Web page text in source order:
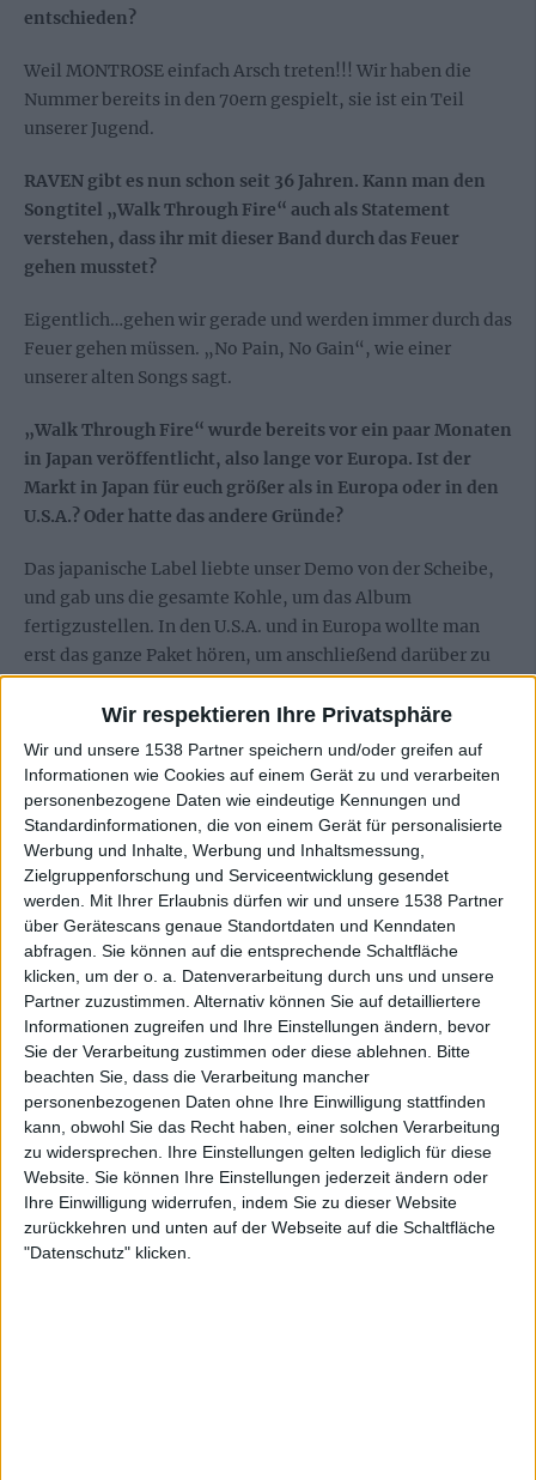
Wir respektieren Ihre Privatsphäre
Wir und unsere 1538 Partner speichern und/oder greifen auf
Informationen wie Cookies auf einem Gerät zu und verarbeiten
personenbezogene Daten wie eindeutige Kennungen und
Standardinformationen, die von einem Gerät für personalisierte
Werbung und Inhalte, Werbung und Inhaltsmessung,
Zielgruppenforschung und Serviceentwicklung gesendet
werden.
Mit Ihrer Erlaubnis dürfen wir und unsere 1538 Partner
über Gerätescans genaue Standortdaten und Kenndaten
abfragen. Sie können auf die entsprechende Schaltfläche
klicken, um der o. a. Datenverarbeitung durch uns und unsere
Partner zuzustimmen. Alternativ können Sie auf detailliertere
Informationen zugreifen und Ihre Einstellungen ändern, bevor
Sie der Verarbeitung zustimmen oder diese ablehnen.
Bitte
beachten Sie, dass die Verarbeitung mancher
personenbezogenen Daten ohne Ihre Einwilligung stattfinden
kann, obwohl Sie das Recht haben, einer solchen Verarbeitung
zu widersprechen. Ihre Einstellungen gelten lediglich für diese
Website. Sie können Ihre Einstellungen jederzeit ändern oder
Ihre Einwilligung widerrufen, indem Sie zu dieser Website
zurückkehren und unten auf der Webseite auf die Schaltfläche
"Datenschutz" klicken.
entschieden?
Weil MONTROSE einfach Arsch treten!!! Wir haben die
Nummer bereits in den 70ern gespielt, sie ist ein Teil
unserer Jugend.
RAVEN gibt es nun schon seit 36 Jahren. Kann man den
Songtitel „Walk Through Fire“ auch als Statement
verstehen, dass ihr mit dieser Band durch das Feuer
gehen musstet?
Eigentlich…gehen wir gerade und werden immer durch das
Feuer gehen müssen. „No Pain, No Gain“, wie einer
unserer alten Songs sagt.
„Walk Through Fire“ wurde bereits vor ein paar Monaten
in Japan veröffentlicht, also lange vor Europa. Ist der
Markt in Japan für euch größer als in Europa oder in den
U.S.A.? Oder hatte das andere Gründe?
Das japanische Label liebte unser Demo von der Scheibe,
und gab uns die gesamte Kohle, um das Album
fertigzustellen. In den U.S.A. und in Europa wollte man
erst das ganze Paket hören, um anschließend darüber zu
entscheiden. Deswegen hat es länger gedauert.
Business, die so lange wir ihr im Geschäft sind und immer
noch Alben veröffentlichen können, die alle Fans
begeistern können. Habt ihr dafür ein besonderes
Rezept?
Ganz einfach! Wir lieben was wir tun, und wir werden es so
lange genießen, wie es uns gefällt. Und wenn wir auf der
Bühne oder im Proberaum stehen und zusammen spielen,
fühlen wir uns wieder wie mit 16 Jahren…nur dass wir
heute besser spielen können als damals.
Seid ihr der Meinung, dass ihr mit „Walk Through Fire“
auch junge Metalheads erreichen könnt, oder ist die
Scheibe eher ein Werk, um die bestehende Fanbasis zu
füttern?
Ich denke schon, dass wir auch junge Fans erreichen
können. Es gibt da draußen wieder eine Hörerschaft für